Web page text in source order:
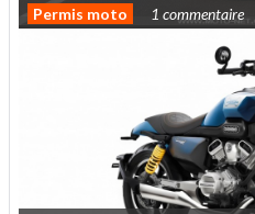
Permis moto 1 commentaire